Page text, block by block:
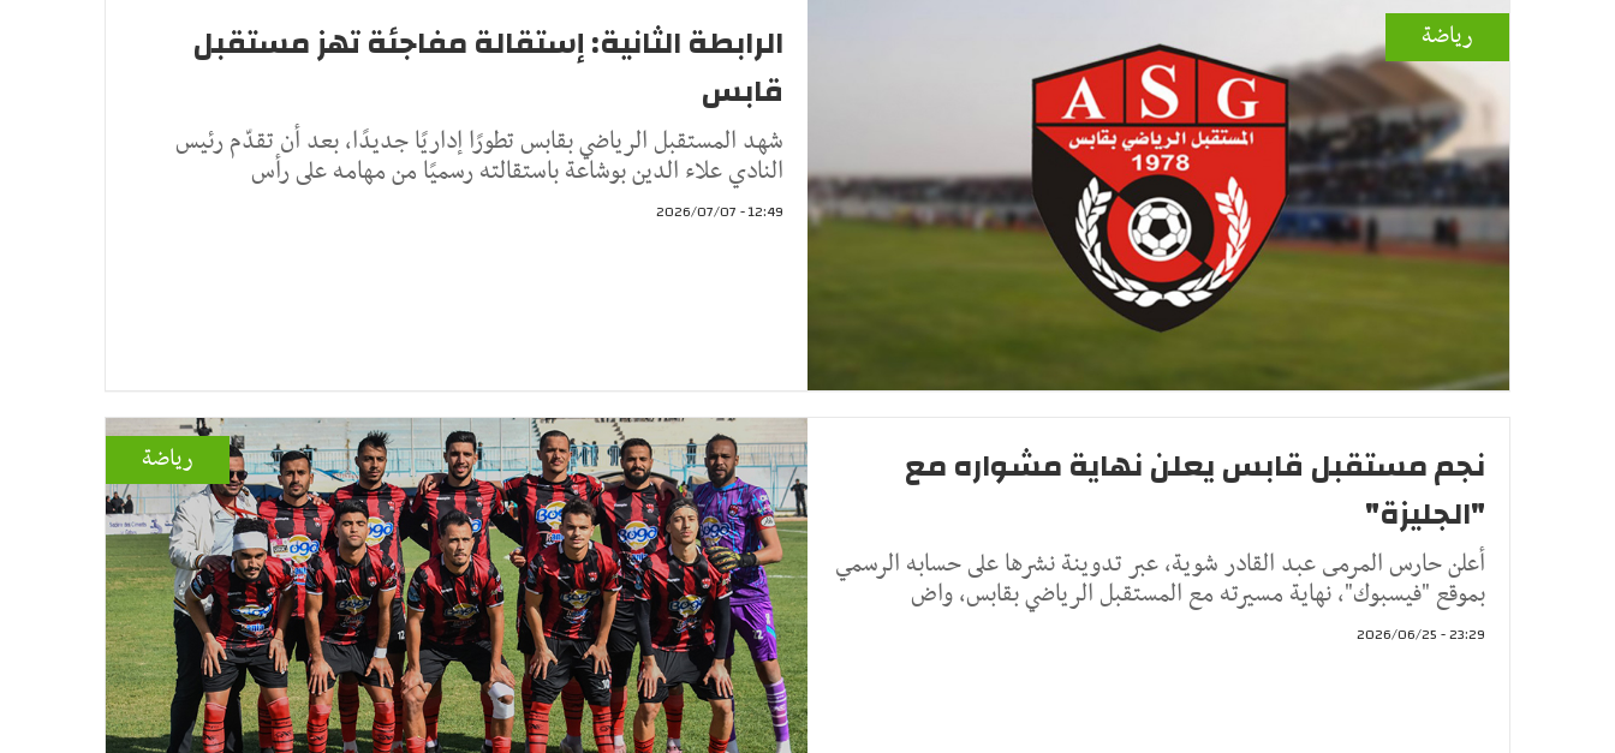
رياضة
الرابطة الثانية: إستقالة مفاجئة تهز مستقبل
قابس
شهد المستقبل الرياضي بقابس تطورًا إداريًا جديدًا، بعد أن تقدّم رئيس
النادي علاء الدين بوشاعة باستقالته رسميًا من مهامه على رأس
12:49 - 2026/07/07
رياضة
نجم مستقبل قابس يعلن نهاية مشواره مع
"الجليزة"
أعلن حارس المرمى عبد القادر شوية، عبر تدوينة نشرها على حسابه الرسمي
بموقع "فيسبوك"، نهاية مسيرته مع المستقبل الرياضي بقابس، واض
23:29 - 2026/06/25